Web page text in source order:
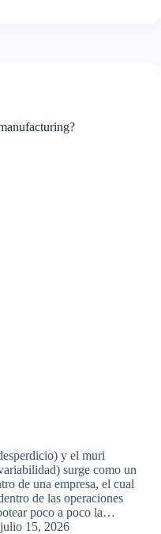
y el muri
surge como un
de una empresa, el cual
de las operaciones
poco a poco la…
julio 15, 2026